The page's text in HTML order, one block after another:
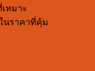
หมาะ
นราคาที่คุ้ม